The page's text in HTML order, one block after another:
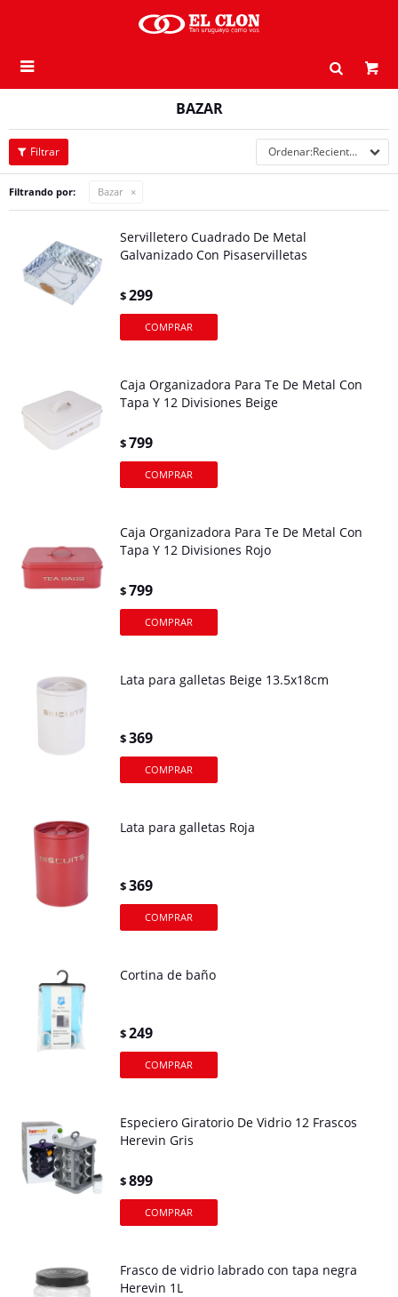

BAZAR
Recientes
Filtrando por: Bazar
Servilletero Cuadrado De Metal
Galvanizado Con Pisaservilletas
$299
Caja Organizadora Para Te De Metal Con
Tapa Y 12 Divisiones Beige
$799
Caja Organizadora Para Te De Metal Con
Tapa Y 12 Divisiones Rojo
$799
Lata para galletas Beige 13.5x18cm
$369
Lata para galletas Roja
$369
Cortina de baño
$249
Especiero Giratorio De Vidrio 12 Frascos
Herevin Gris
$899
Frasco de vidrio labrado con tapa negra
Herevin 1L